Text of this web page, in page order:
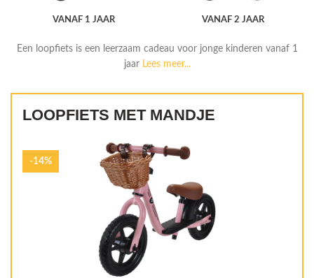
VANAF 1 JAAR VANAF 2 JAAR
Een loopfiets is een leerzaam cadeau voor jonge kinderen vanaf 1
jaar Lees meer...
LOOPFIETS MET MANDJE
-14%